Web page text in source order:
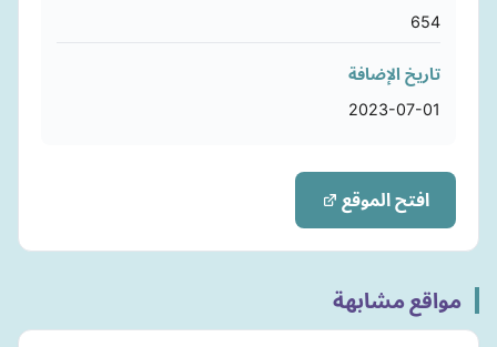
654
تاريخ الإضافة
2023-07-01
افتح الموقع
مواقع مشابهة